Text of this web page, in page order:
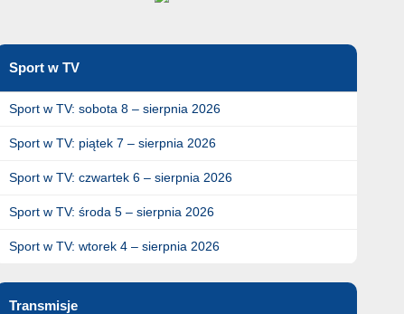
Sport w TV
Sport w TV: sobota 8 – sierpnia 2026
Sport w TV: piątek 7 – sierpnia 2026
Sport w TV: czwartek 6 – sierpnia 2026
Sport w TV: środa 5 – sierpnia 2026
Sport w TV: wtorek 4 – sierpnia 2026
Transmisje